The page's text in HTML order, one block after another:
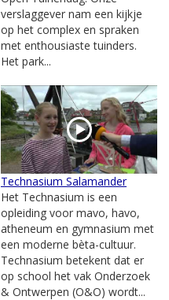
verslaggever nam een kijkje
op het complex en spraken
met enthousiaste tuinders.
Het park...
Technasium Salamander
Het Technasium is een
opleiding voor mavo, havo,
atheneum en gymnasium met
een moderne bèta-cultuur.
Technasium betekent dat er
op school het vak Onderzoek
& Ontwerpen (O&O) wordt...